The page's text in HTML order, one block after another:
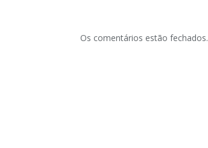
Os comentários estão fechados.